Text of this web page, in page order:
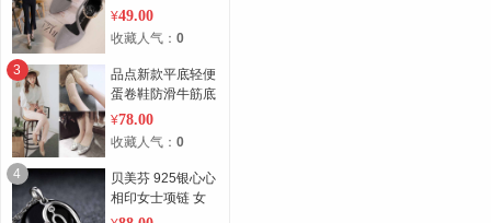
珠脚链高跟浅口凉
鞋女鞋
¥49.00
收藏人气： 0
3
品点新款平底轻便
蛋卷鞋防滑牛筋底
舒适女鞋
¥78.00
收藏人气： 0
4
贝美芬 925银心心
相印女士项链 女
生饰品 时尚流行